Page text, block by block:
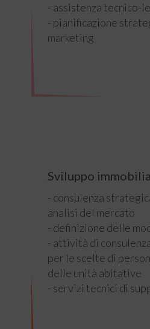
- assistenza tecnico-
- pianificazione
marketing
Sviluppo
- consulenza
analisi del mercato
- definizione delle
- attività di
per le scelte di
delle unità abitative
- servizi tecnici di